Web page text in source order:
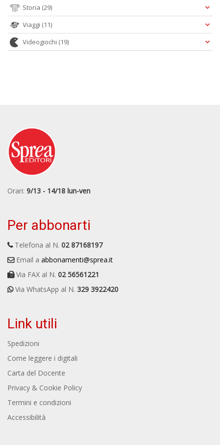
Storia (29)
Viaggi (11)
Videogiochi (19)
Orari: 9/13 - 14/18 lun-ven
Per abbonarti
Telefona al N. 02 87168197
Email a abbonamenti@sprea.it
Via FAX al N. 02 56561221
Via WhatsApp al N. 329 3922420
Link utili
Spedizioni
Come leggere i digitali
Carta del Docente
Privacy & Cookie Policy
Termini e condizioni
Accessibilità